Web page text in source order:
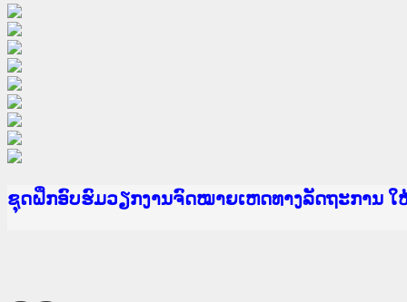
Ministry of Justice Lao PDR
ເຜີຍແຜ່ວັບໄຊຈົດໝາຍເຫດທາງລັດຖະການ ແລະ ແອັ
ກະຊວງຍຸຕິທຳ
ຊຸດຝຶກອົບຮົມວຽກງານຈົດໝາຍເຫດທາງລັດຖະການ
ກອງປະຊຸມທົບທວນຄືນການຈັດຕັ້ງປະຕິບັດວຽກງານຈົ
ຝຶກອົບຮົມ ຜູ່ປະສານງານວຽກງານຈົດໝາຍເຫດທາງລັ
ຝຶກອົບຮົມ ຜູ່ປະສານງານວຽກງານຈົດໝາຍເຫດທາງລັ
ເຜີຍແຜ່ແອັບກົດໝາຍລາວ ແລະ ເວັບໄຊຈົດໝາຍເຫດ
ເຜີຍແຜ່ແອັບກົດໝາຍລາວ ແລະ ເວັບໄຊຈົດໝາຍເຫດ
ຍົກລະດັບວຽກງານຈົດໝາຍເຫດທາງລັດຖະການໃຫ້ຜູ້
ຊຸດຝຶກອົບຮົມວຽກງານຈົດໝາຍເຫດທາງລັດຖະການ ໃ